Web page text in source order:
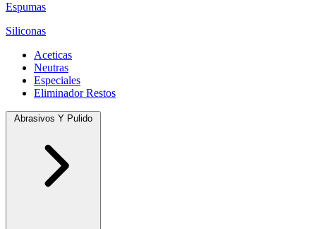
Espumas
Siliconas
Aceticas
Neutras
Especiales
Eliminador Restos
Abrasivos Y Pulido